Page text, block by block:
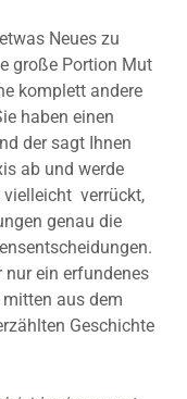
Neues zu
große Portion Mut
komplett andere
haben einen
der sagt Ihnen
ab und werde
verrückt,
genau die
nur ein erfundenes
mitten aus dem
Geschichte